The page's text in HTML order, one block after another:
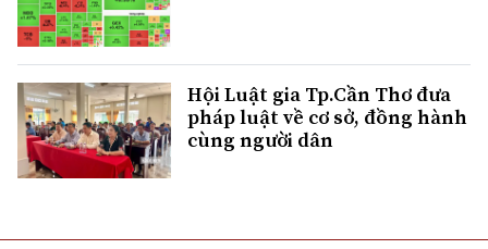
Hội Luật gia Tp.Cần Thơ đưa
pháp luật về cơ sở, đồng hành
cùng người dân